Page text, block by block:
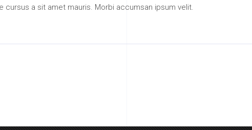
a sit amet mauris. Morbi accumsan ipsum velit.